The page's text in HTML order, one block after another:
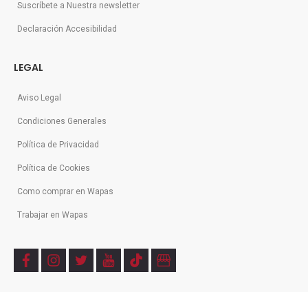
Suscríbete a Nuestra newsletter
Declaración Accesibilidad
LEGAL
Aviso Legal
Condiciones Generales
Política de Privacidad
Política de Cookies
Como comprar en Wapas
Trabajar en Wapas
f
a
i
n
t
w
y
o
t
i
b
u